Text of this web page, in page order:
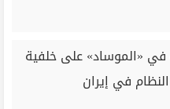
«الموساد» على خلفية
في إيران